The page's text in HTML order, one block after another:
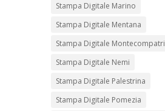
Stampa Digitale Marino
Stampa Digitale Mentana
Stampa Digitale Montecompatri
Stampa Digitale Nemi
Stampa Digitale Palestrina
Stampa Digitale Pomezia